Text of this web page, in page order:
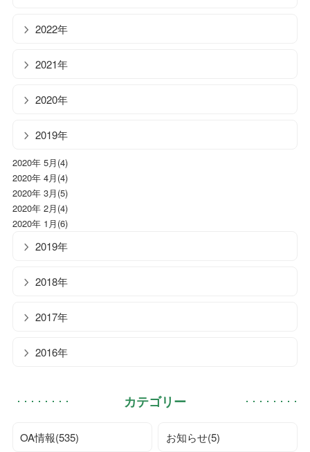
2022年
2021年
2020年
2019年
2020年 5月(4)
2020年 4月(4)
2020年 3月(5)
2020年 2月(4)
2020年 1月(6)
2019年
2018年
2017年
2016年
カテゴリー
OA情報(535) お知らせ(5)